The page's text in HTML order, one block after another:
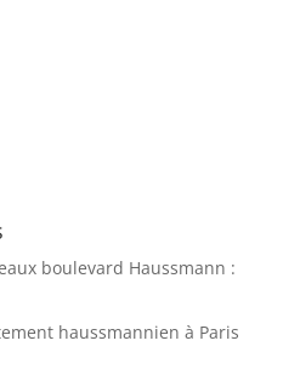
boulevard Haussmann :
haussmannien à Paris